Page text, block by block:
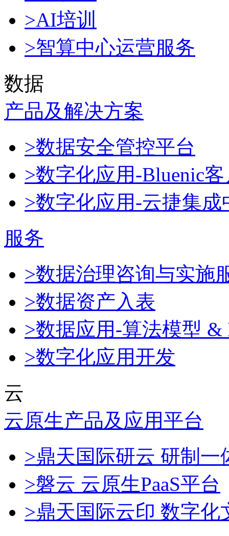
>AI培训
>智算中心运营服务
数据
产品及解决方案
>数据安全管控平台
>数字化应用-Bluenic
>数字化应用-云捷集成
服务
>数据治理咨询与实施
>数据资产入表
>数据应用-算法模型 &
>数字化应用开发
云
云原生产品及应用平台
>鼎天国际研云 研制
>磐云 云原生PaaS平台
>鼎天国际云印 数字化